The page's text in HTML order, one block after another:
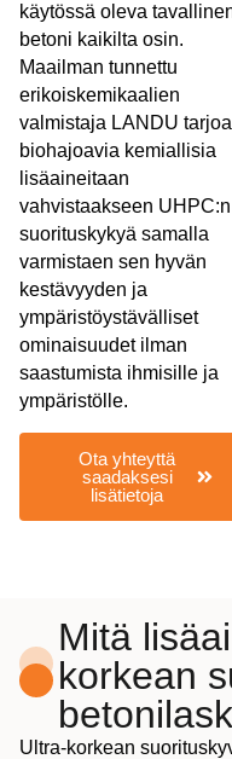
käytössä oleva
betoni kaikilta osin.
Maailman tunnettu
erikoiskemikaalien
valmistaja LANDU
biohajoavia kemiallisia
lisäaineitaan
vahvistaakseen UHPC:n
suorituskykyä samalla
varmistaen sen hyvän
kestävyyden ja
ympäristöystävälliset
ominaisuudet ilman
saastumista ihmisille ja
ympäristölle.
Ota yhteyttä
saadaksesi
lisätietoja
Mitä
korkean
Ultra-korkean